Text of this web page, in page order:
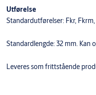
Utførelse
Standardutførelser: Fkr,
Standardlengde: 32 mm. Kan
Leveres som frittstående